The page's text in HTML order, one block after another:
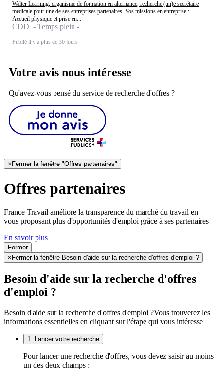
Walter Learning, organisme de formation en alternance, recherche (un)e secrétaire
médicale pour une de ses entreprises partenaires. Vos missions en entreprise : -
Accueil physique et prise en...
CDD - Temps plein
Publié il y a plus de 30 jours
Votre avis nous intéresse
Qu'avez-vous pensé du service de recherche d'offres ?
× Fermer la fenêtre "Offres partenaires"
Offres partenaires
France Travail améliore la transparence du marché du travail en
vous proposant plus d'opportunités d'emploi grâce à ses partenaires
En savoir plus
Fermer
× Fermer la fenêtre Besoin d'aide sur la recherche d'offres d'emploi ?
Besoin d'aide sur la recherche d'offres
d'emploi ?
Besoin d'aide sur la recherche d'offres d'emploi ?Vous trouverez les
informations essentielles en cliquant sur l'étape qui vous intéresse
1. Lancer votre recherche
Pour lancer une recherche d'offres, vous devez saisir au moins
un des deux champs :